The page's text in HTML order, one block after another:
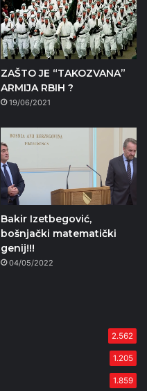
ZAŠTO JE “TAKOZVANA”
ARMIJA RBIH ?
19/06/2021
Bakir Izetbegović,
bošnjački matematički
genij!!!
04/05/2022
2.562
1.205
1.859